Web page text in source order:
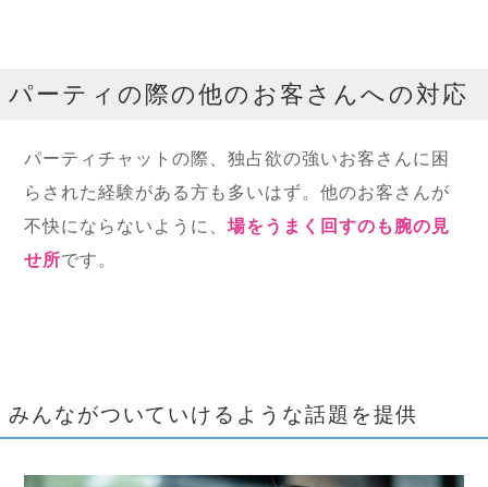
パーティの際の他のお客さんへの対応
パーティチャットの際、独占欲の強いお客さんに困
らされた経験がある方も多いはず。他のお客さんが
不快にならないように、場をうまく回すのも腕の見
せ所です。
みんながついていけるような話題を提供